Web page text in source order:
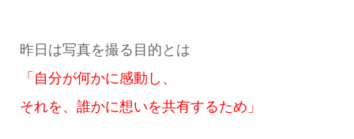
昨日は写真を撮る目的とは
「自分が何かに感動し、
それを、誰かに想いを共有するため」